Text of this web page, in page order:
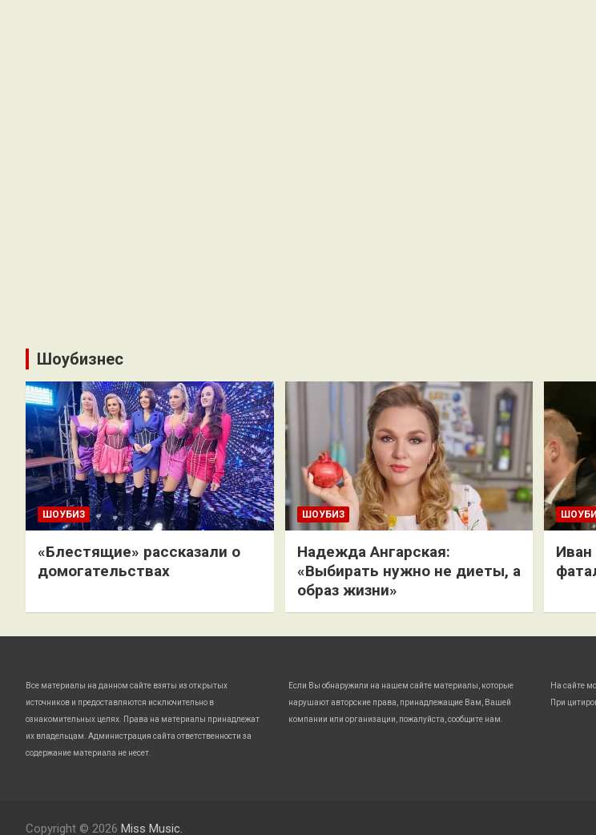
Шоубизнес
ШОУБИЗ
«Блестящие» рассказали о
домогательствах
ШОУБИЗ
Надежда Ангарская:
«Выбирать нужно не диеты, а
образ жизни»
Все материалы на данном сайте взяты из открытых
источников и предоставляются исключительно в
ознакомительных целях. Права на материалы принадлежат
их владельцам. Администрация сайта ответственности за
содержание материала не несет.
Если Вы обнаружили на нашем сайте материалы, которые
нарушают авторские права, принадлежащие Вам, Вашей
компании или организации, пожалуйста, сообщите нам.
На сайте
При
Copyright © 2026 Miss Music.